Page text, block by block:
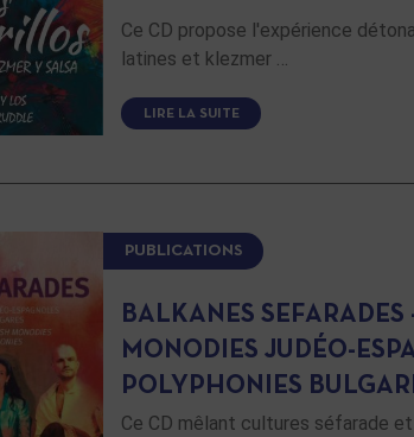
Ce CD propose l'expérience
latines et klezmer …
LIRE LA SUITE
PUBLICATIONS
BALKANES
MONODIES JUDÉO-
POLYPHONIES
Ce CD mêlant cultures séfarade